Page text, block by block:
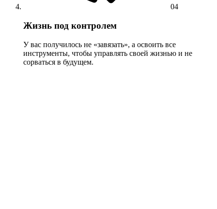
04
Жизнь под контролем
У вас получилось не «завязать», а освоить все
инструменты, чтобы управлять своей жизнью и не
сорваться в будущем.